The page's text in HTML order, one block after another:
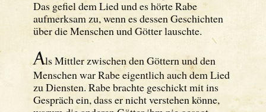
Das gefiel dem Lied und es hörte Rabe
aufmerksam zu, wenn es dessen Geschichten
über die Menschen und Götter lauschte.
Als Mittler zwischen den Göttern und den
Menschen war Rabe eigentlich auch dem Lied
zu Diensten. Rabe brachte geschickt mit ins
Gespräch ein, dass er nicht verstehen könne,